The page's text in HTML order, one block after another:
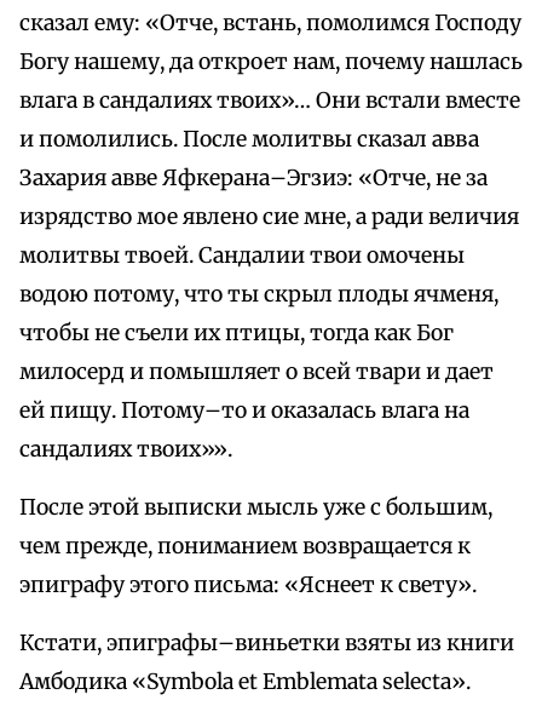
сказал ему: «Отче, встань, помолимся Господу
Богу нашему, да откроет нам, почему нашлась
влага в сандалиях твоих»… Они встали вместе
и помолились. После молитвы сказал авва
Захария авве Яфкерана–Эгзиэ: «Отче, не за
изрядство мое явлено сие мне, а ради величия
молитвы твоей. Сандалии твои омочены
водою потому, что ты скрыл плоды ячменя,
чтобы не съели их птицы, тогда как Бог
милосерд и помышляет о всей твари и дает
ей пищу. Потому–то и оказалась влага на
сандалиях твоих»».
После этой выписки мысль уже с большим,
чем прежде, пониманием возвращается к
эпиграфу этого письма: «Яснеет к свету».
Кстати, эпиграфы–виньетки взяты из книги
Амбодика «Symbola et Emblemata selecta».